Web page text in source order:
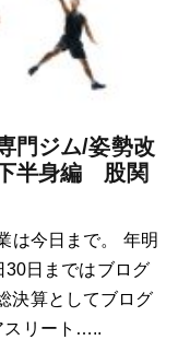
門ジム/姿勢改
半身編 股関
は今日まで。 年明
日まではブログ
決算としてブログ
スリート…..